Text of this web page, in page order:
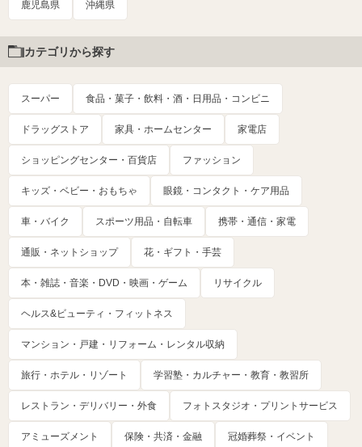
鹿児島県 沖縄県
カテゴリから探す
スーパー 食品・菓子・飲料・酒・日用品・コンビニ
ドラッグストア 家具・ホームセンター 家電店
ショッピングセンター・百貨店 ファッション
キッズ・ベビー・おもちゃ 眼鏡・コンタクト・ケア用品
車・バイク スポーツ用品・自転車 携帯・通信・家電
通販・ネットショップ 花・ギフト・手芸
本・雑誌・音楽・DVD・映画・ゲーム リサイクル
ヘルス&ビューティ・フィットネス
マンション・戸建・リフォーム・レンタル収納
旅行・ホテル・リゾート 学習塾・カルチャー・教育・教習所
レストラン・デリバリー・外食 フォトスタジオ・プリントサービス
アミューズメント 保険・共済・金融 冠婚葬祭・イベント